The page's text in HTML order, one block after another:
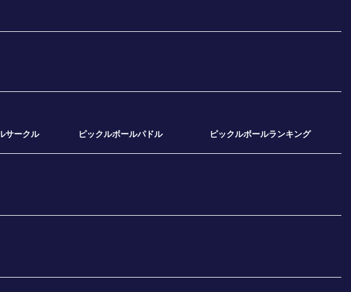
サークル ピックルボールパドル ピックルボールランキング